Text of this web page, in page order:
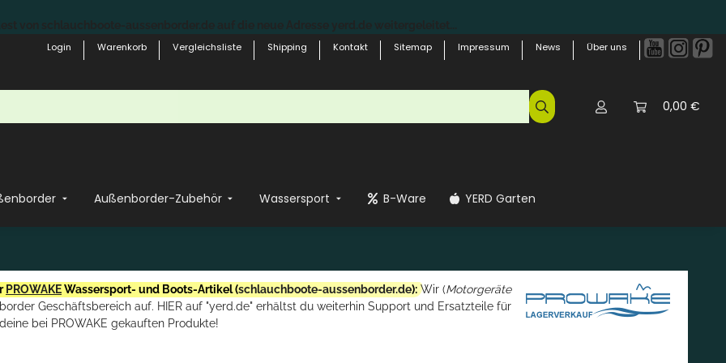
Login
Warenkorb Vergleichsliste Shipping Kontakt Sitemap Impressum News Über uns
0,00 €
Außenborder-Zubehör Wassersport B-Ware YERD Garten
PROWAKEWassersport- und Boots-Artikel (schlauchboote-aussenborder.de): Wir (Motorgeräte
Geschäftsbereich auf. HIER auf "yerd.de" erhältst du weiterhin Support und Ersatzteile für
deine bei PROWAKE gekauften Produkte!